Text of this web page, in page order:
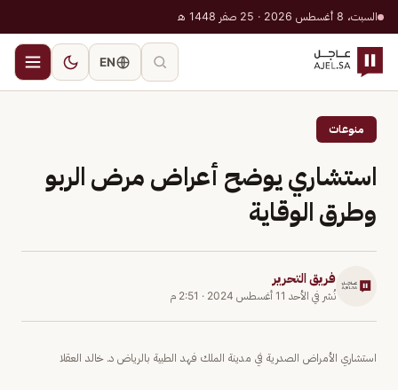
السبت، 8 أغسطس 2026 · 25 صفر 1448 هـ
EN
منوعات
استشاري يوضح أعراض مرض الربو
وطرق الوقاية
فريق التحرير
نُشر في الأحد 11 أغسطس 2024 · 2:51 م
استشاري الأمراض الصدرية في مدينة الملك فهد الطبية بالرياض د. خالد العقلا